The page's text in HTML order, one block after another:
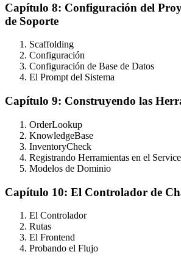
Capítulo 8: Configuración del
de Soporte
Scaffolding
Configuración
Configuración de Base de Datos
El Prompt del Sistema
Capítulo 9: Construyendo las
OrderLookup
KnowledgeBase
InventoryCheck
Registrando Herramientas en el
Modelos de Dominio
Capítulo 10: El Controlador de
El Controlador
Rutas
El Frontend
Probando el Flujo